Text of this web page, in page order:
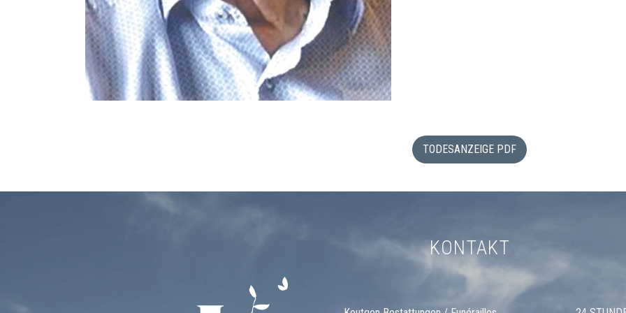
TODESANZEIGE PDF
KONTAKT